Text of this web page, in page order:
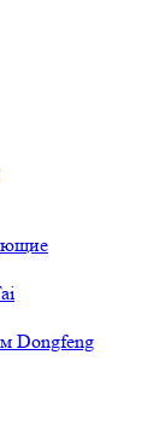
Dongfeng